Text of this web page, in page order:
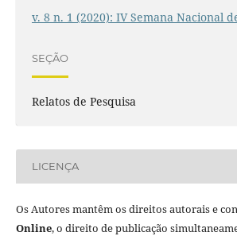
v. 8 n. 1 (2020): IV Semana Nacional
SEÇÃO
Relatos de Pesquisa
LICENÇA
Os Autores mantêm os direitos autorais e
Online, o direito de publicação